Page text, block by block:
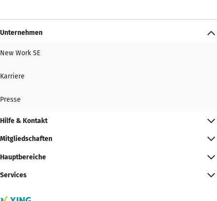
Unternehmen
New Work SE
Karriere
Presse
Hilfe & Kontakt
Mitgliedschaften
Hauptbereiche
Services